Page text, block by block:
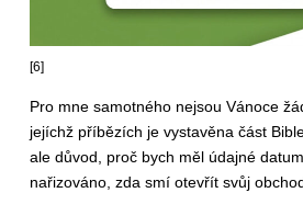
[6]
Pro mne samotného nejsou Vánoce
jejíchž příbězích je vystavěna část
ale důvod, proč bych měl údajné
nařizováno, zda smí otevřít svůj